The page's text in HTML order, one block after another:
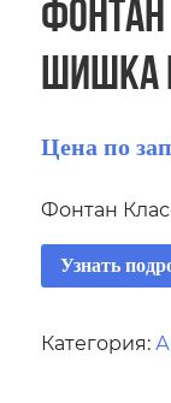
Шишка
Цена по
Фонтан
Узнать
Категория: